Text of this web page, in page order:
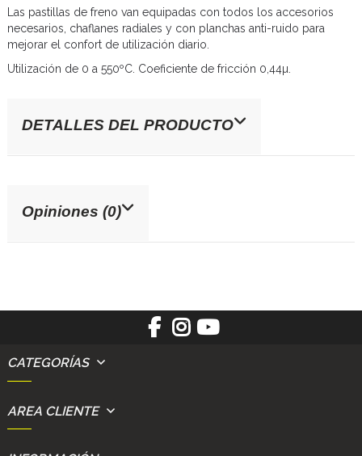
Las pastillas de freno van equipadas con todos los accesorios
necesarios, chaflanes radiales y con planchas anti-ruido para
mejorar el confort de utilización diario.
Utilización de 0 a 550ºC. Coeficiente de fricción 0,44µ.
DETALLES DEL PRODUCTO
Opiniones (0)
CATEGORÍAS
AREA CLIENTE